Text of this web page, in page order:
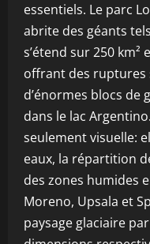
essentiels. Le parc
abrite des géants
s’étend sur 250
offrant des ruptures
d’énormes blocs de
dans le lac
seulement visuelle:
eaux, la répartition
des zones humides
Moreno, Upsala et
paysage glaciaire